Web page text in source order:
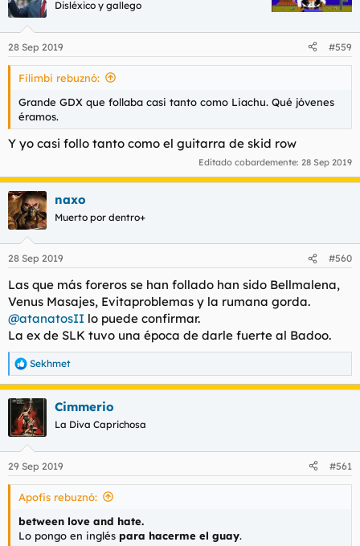
Disléxico y gallego
28 Sep 2019 #559
Filimbi rebuznó:
Grande GDX que follaba casi tanto como Liachu. Qué jóvenes
éramos.
Y yo casi follo tanto como el guitarra de skid row
Editado cobardemente: 28 Sep 2019
naxo
Muerto por dentro+
28 Sep 2019 #560
Las que más foreros se han follado han sido Bellmalena,
Venus Masajes, Evitaproblemas y la rumana gorda.
@atanatosII lo puede confirmar.
La ex de SLK tuvo una época de darle fuerte al Badoo.
R
e
a
c
c
i
e
s
Sekhmet
Cimmerio
La Diva Caprichosa
29 Sep 2019 #561
Apofis rebuznó:
between love and hate.
Lo pongo en inglés para hacerme el guay.